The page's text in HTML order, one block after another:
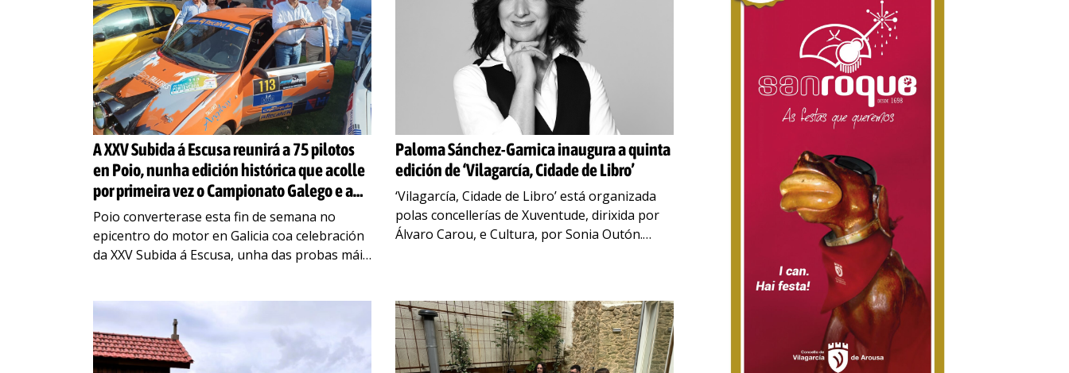
A XXV Subida á Escusa reunirá a 75 pilotos
en Poio, nunha edición histórica que acolle
por primeira vez o Campionato Galego e a
Copa de España de Montaña
Poio converterase esta fin de semana no
epicentro do motor en Galicia coa celebración
da XXV Subida á Escusa, unha das probas máis
Paloma Sánchez-Garnica inaugura a quinta
edición de ‘Vilagarcía, Cidade de Libro’
‘Vilagarcía, Cidade de Libro’ está organizada
polas concellerías de Xuventude, dirixida por
Álvaro Carou, e Cultura, por Sonia Outón.